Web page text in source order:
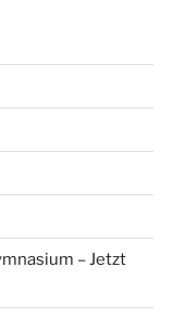
– Jetzt